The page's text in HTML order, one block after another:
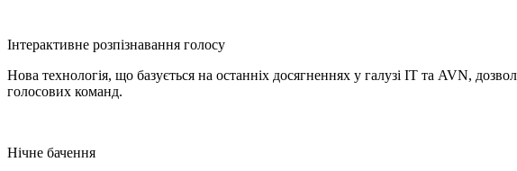
Інтерактивне розпізнавання голосу
Нова технологія, що базується на останніх досягненнях у галузі IT та AVN,
голосових команд.
Нічне бачення